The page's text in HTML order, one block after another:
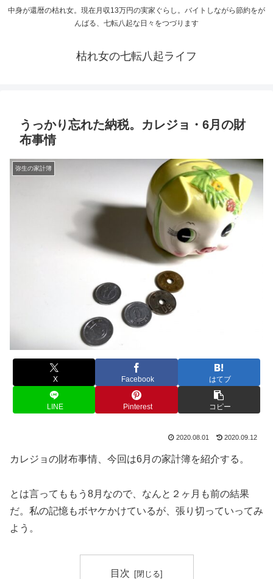
中身が還暦の枯れ女。現在月収13万円の実家ぐらし。バイトしながら節約をが
んばる、七転八起な日々をつづります
枯れ女の七転八起ライフ
うっかり忘れた納税。カレジョ・6月の財
布事情
弥生の家計簿
X Facebook はてブ
LINE Pinterest コピー
2020.08.01 2020.09.12
カレジョの財布事情、今回は6月の家計簿を紹介する。
とは言ってももう8月なので、なんと２ヶ月も前の結果
だ。私の記憶もボヤケかけているが、張り切っていってみ
よう。
目次